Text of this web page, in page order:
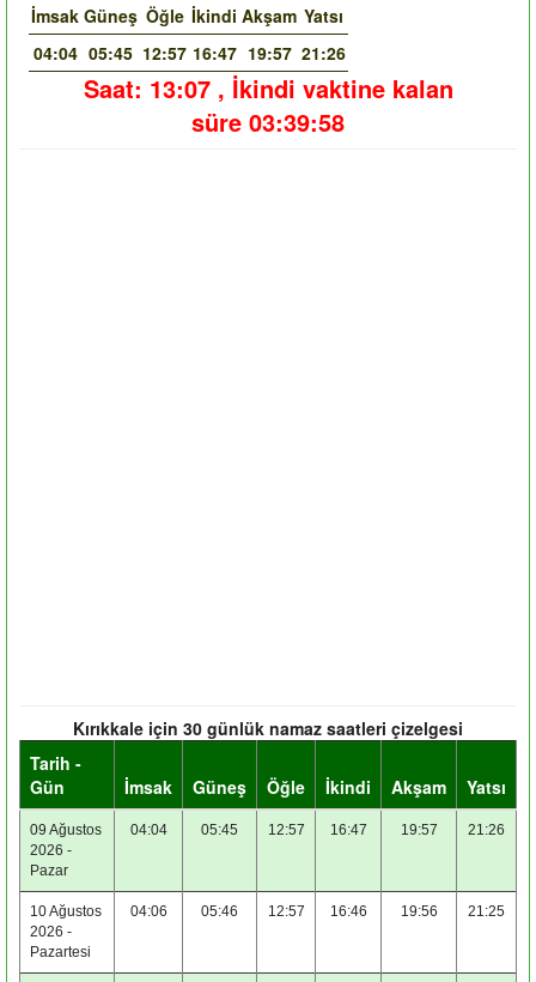
İmsak
04:04
Güneş
05:45
Öğle
12:57
İkindi
16:47
Akşam
19:57
Yatsı
21:26
Saat: 13:07, İkindi vaktine kalan
süre 03:39:57
Kırıkkale için 30 günlük namaz saatleri çizelgesi
Tarih -
Gün
İmsak Güneş Öğle İkindi Akşam Yatsı
09 Ağustos
2026 -
Pazar
04:04 05:45 12:57 16:47 19:57 21:26
10 Ağustos
2026 -
Pazartesi
04:06 05:46 12:57 16:46 19:56 21:25